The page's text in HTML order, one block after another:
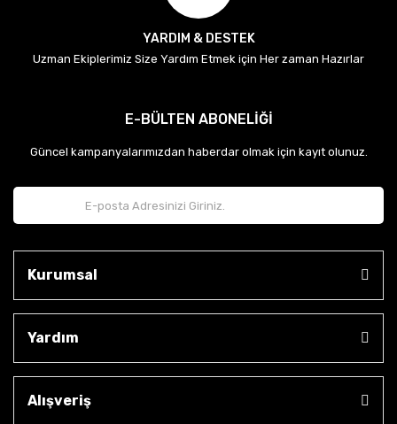
YARDIM & DESTEK
Uzman Ekiplerimiz Size Yardım Etmek için Her zaman Hazırlar
E-BÜLTEN ABONELİĞİ
Güncel kampanyalarımızdan haberdar olmak için kayıt olunuz.
Kurumsal
Yardım
Alışveriş